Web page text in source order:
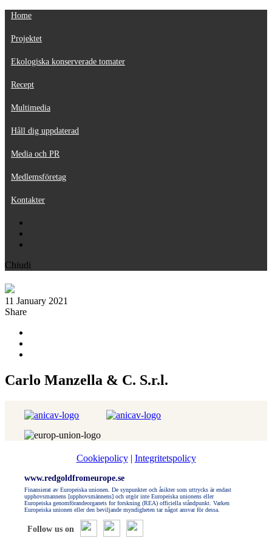
Home
Projektet
Ekologiska konserverade tomater
Recept
Multimedia
Håll dig uppdaterad
Media och PR
Medlemsföretag
Kontakter
Chiudi
11 January 2021
Share
Carlo Manzella & C. S.r.l.
Cookiepolicy| Integritetspolicy
www.redgoldfromeurope.se
Finansierat av Europeiska unionen. De synpunkter och åsikter som uttrycks är endast
upphovsmannens [upphovsmännens] och utgör inte Europeiska unionens eller
Europeiska genomförandeorganets for forskning (REA) officiella ståndpunkt. Varken
Europeiska unionen eller den beviljande myndigheten tar något ansvar för dessa.
Follow us on